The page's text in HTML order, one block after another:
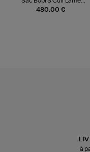
480,00 €
Champagne
à